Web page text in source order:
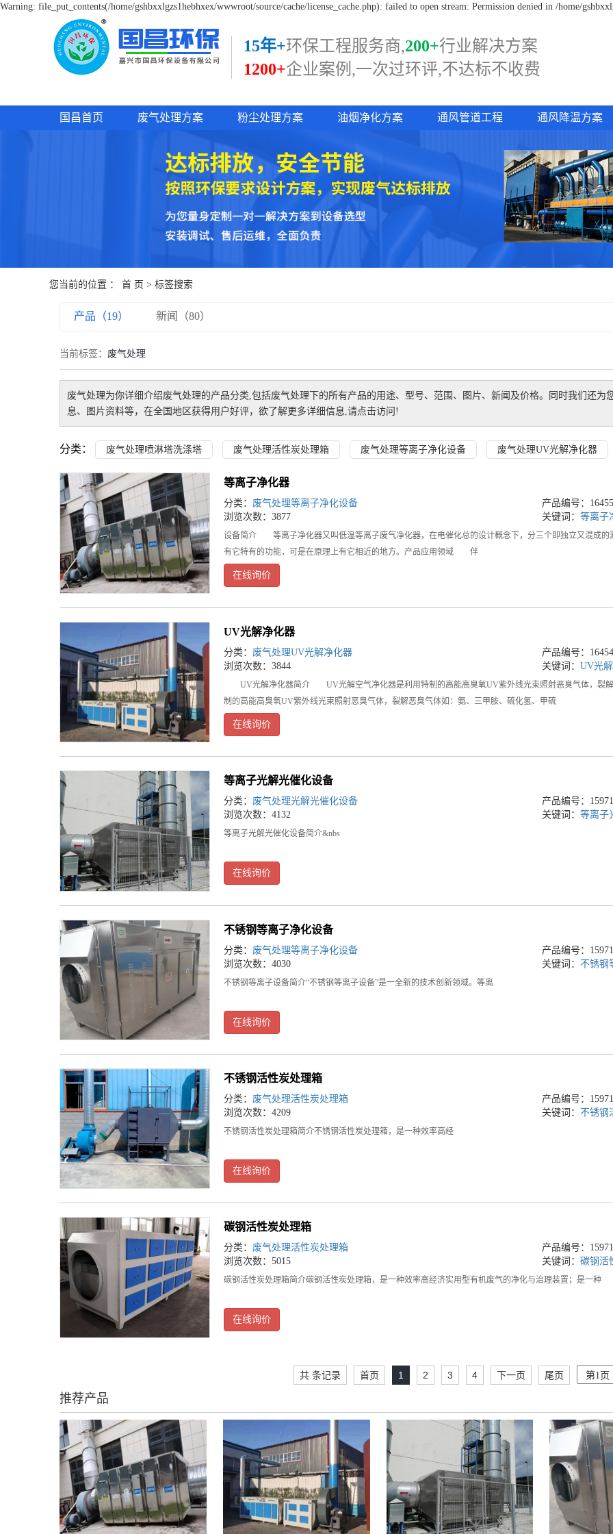
Warning: file_put_contents(/home/gshbxxlgzs1hebhxex/wwwroot/source/cache/license_cache.php): failed to open stream: Permission denied in /home/
15年+环保工程服务商,200+行业解决方案
1200+企业案例,一次过环评,不达标不收费
国昌首页 废气处理方案 粉尘处理方案 油烟净化方案 通风管道工程 通风降温方案
您当前的位置 ： 首 页 > 标签搜索
产品（19） 新闻（80）
当前标签： 废气处理
废气处理为你详细介绍废气处理的产品分类,包括废气处理 下的所有产品的用途、型号、范围、图片、新闻及价格。同时我们还为
息、图片资料等，在全国地区获得用户好评，欲了解更多详细信息,请点击访问!
分类： 废气处理喷淋塔洗涤塔 废气处理活性炭处理箱 废气处理等离子净化设备 废气处理UV光解净化器
等离子净化器
分类： 废气处理等离子净化设备
产品编号：
浏览次数：3877
关键词： 等离子
设备简介 等离子净化器又叫低温等离子废气净化器，在电催化总的设计概念下，分三个即独立又混成的
有它特有的功能，可是在原理上有它相近的地方。产品应用领域 伴
在线询价
UV光解净化器
分类： 废气处理UV光解净化器
产品编号：
浏览次数：3844
关键词： UV光
UV光解净化器简介 UV光解空气净化器是利用特制的高能高臭氧UV紫外线光束照射恶臭气体，
制的高能高臭氧UV紫外线光束照射恶臭气体，裂解恶臭气体如：氨、三甲胺、硫化氢、甲硫
在线询价
等离子光解光催化设备
分类： 废气处理光解光催化设备
产品编号：
浏览次数：4132
关键词： 等离子
等离子光解光催化设备简介&nbs
在线询价
不锈钢等离子净化设备
分类： 废气处理等离子净化设备
产品编号：
浏览次数：4030
关键词： 不锈钢
不锈钢等离子设备简介“不锈钢等离子设备”是一全新的技术创新领域。等离
在线询价
不锈钢活性炭处理箱
分类： 废气处理活性炭处理箱
产品编号：
浏览次数：4209
关键词： 不锈钢
不锈钢活性炭处理箱简介不锈钢活性炭处理箱，是一种效率高经
在线询价
碳钢活性炭处理箱
分类： 废气处理活性炭处理箱
产品编号：
浏览次数：5015
关键词： 碳钢活
碳钢活性炭处理箱简介碳钢活性炭处理箱，是一种效率高经济实用型有机废气的净化与治理装置；是一种
在线询价
共 条记录 首页 1 2 3 4 下一页 尾页
推荐产品